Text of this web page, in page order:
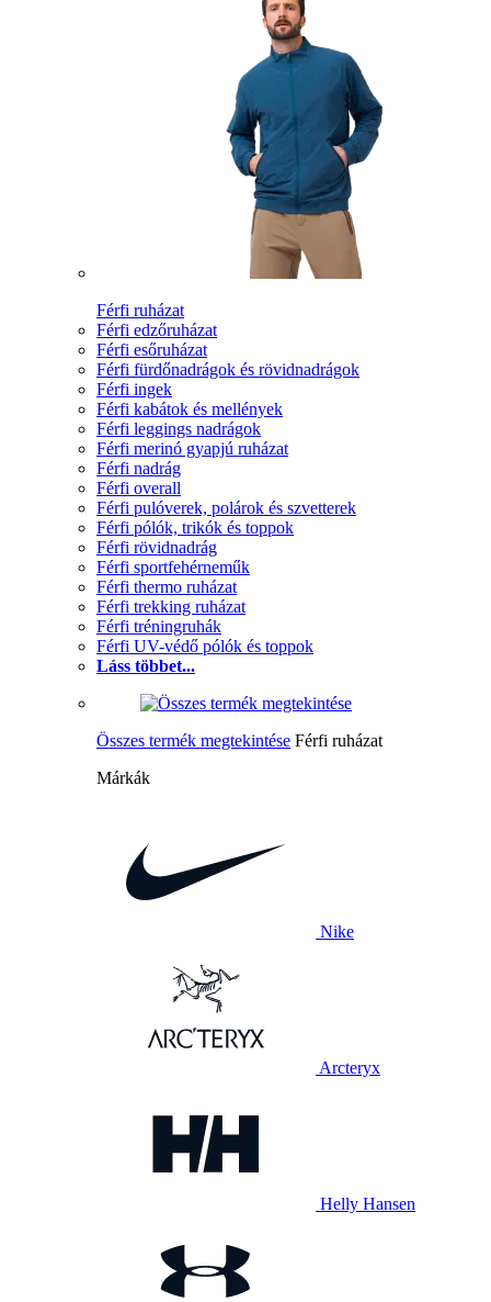
Férfi ruházat
Férfi edzőruházat
Férfi esőruházat
Férfi fürdőnadrágok és rövidnadrágok
Férfi ingek
Férfi kabátok és mellények
Férfi leggings nadrágok
Férfi merinó gyapjú ruházat
Férfi nadrág
Férfi overall
Férfi pulóverek, polárok és szvetterek
Férfi pólók, trikók és toppok
Férfi rövidnadrág
Férfi sportfehérneműk
Férfi thermo ruházat
Férfi trekking ruházat
Férfi tréningruhák
Férfi UV-védő pólók és toppok
Láss többet...
Összes termék megtekintése Férfi ruházat
Márkák
Nike
Arcteryx
Helly Hansen